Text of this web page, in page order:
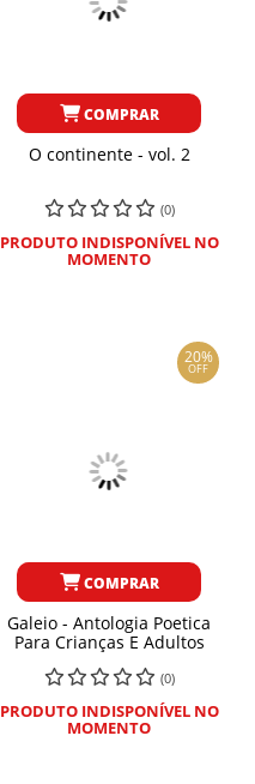
COMPRAR
O continente - vol. 2
(0)
PRODUTO INDISPONÍVEL NO
MOMENTO
20%
OFF
COMPRAR
Galeio - Antologia Poetica
Para Crianças E Adultos
(0)
PRODUTO INDISPONÍVEL NO
MOMENTO